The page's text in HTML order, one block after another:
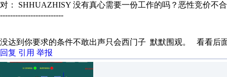
对： SHHUAZHISY 没有真心需要一份工作的吗？恶性竞价不
-------------------------
没达到你要求的条件不敢出声只会西门子 默默围观。 看看后
回复 引用 举报